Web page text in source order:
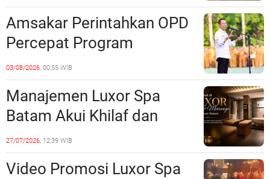
Unsur Pelanggaran Hukum
Amsakar Perintahkan OPD
Percepat Program
Prioritas, Targetkan
Realisasi Pembangunan
Lampaui 50 Persen
03/08/2026, 00:55 WIB
Manajemen Luxor Spa
Batam Akui Khilaf dan
Minta Maaf, Konten
Langsung Di-Takedown
27/07/2026, 12:39 WIB
Video Promosi Luxor Spa